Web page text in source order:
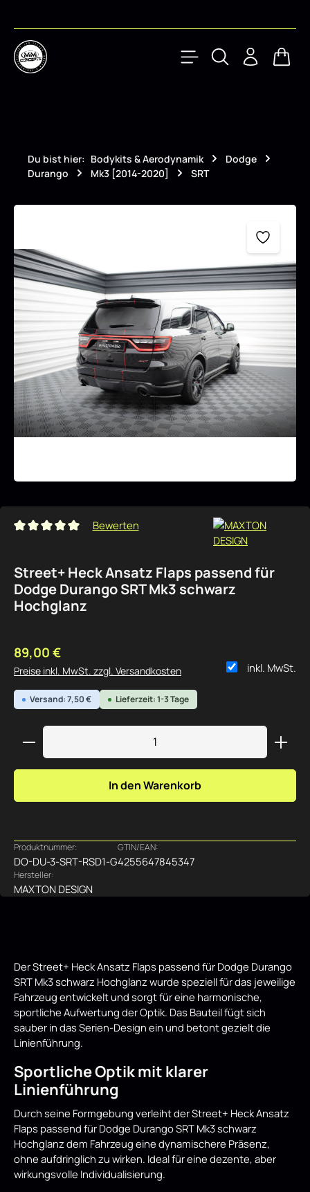
Du bist hier: Bodykits & Aerodynamik
Dodge
Durango
Mk3 [2014-2020] SRT
Bildergalerie überspringen
Durchschnittliche Bewertung von 0 von 5 Sternen
Bewerten
Street+ Heck Ansatz Flaps passend für
Dodge Durango SRT Mk3 schwarz
Hochglanz
Regulärer Preis:
89,00 €
inkl. MwSt.
Preise inkl. MwSt. zzgl. Versandkosten
Versand: 7,50 € Lieferzeit: 1-3 Tage
Produkt Anzahl: Gib den gewünschten Wert ein
In den Warenkorb
Produktnummer:
DO-DU-3-SRT-RSD1-G
GTIN/EAN:
4255647845347
Hersteller:
MAXTON DESIGN
Der Street+ Heck Ansatz Flaps passend für Dodge Durango
SRT Mk3 schwarz Hochglanz wurde speziell für das jeweilige
Fahrzeug entwickelt und sorgt für eine harmonische,
sportliche Aufwertung der Optik. Das Bauteil fügt sich
sauber in das Serien-Design ein und betont gezielt die
Linienführung.
Sportliche Optik mit klarer
Linienführung
Durch seine Formgebung verleiht der Street+ Heck Ansatz
Flaps passend für Dodge Durango SRT Mk3 schwarz
Hochglanz dem Fahrzeug eine dynamischere Präsenz,
ohne aufdringlich zu wirken. Ideal für eine dezente, aber
wirkungsvolle Individualisierung.